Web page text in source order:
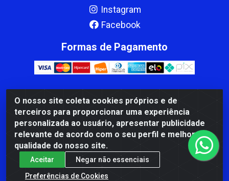
O nosso site coleta cookies próprios e de
terceiros para proporcionar uma experiência
personalizada ao usuário, apresentar publicidade
relevante de acordo com o seu perfil e melhorar a
qualidade do nosso site.
Aceitar
Negar não essenciais
Preferências de Cookies
Instagram
Facebook
Formas de Pagamento
CBP MACEDO COMERCIO PEÇAS LTDA Matriz - av Mauro
Miranda Madureira, 1249 - Coramara , Cachoeiro de
Itapemirim/ES - CEP 29.311-310 - CNPJ 00.502.680/0001-41